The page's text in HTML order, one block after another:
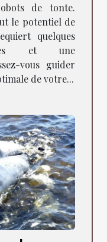
de tonte.
le potentiel de
quelques
et une
vous guider
de votre...